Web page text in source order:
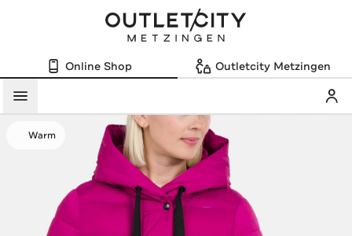
Online Shop Outletcity Metzingen
Menü
Warm